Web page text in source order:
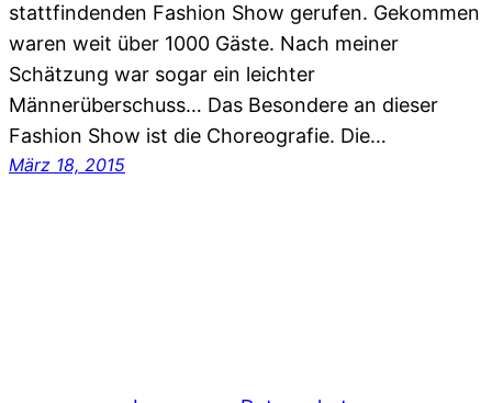
stattfindenden Fashion Show gerufen. Gekommen
waren weit über 1000 Gäste. Nach meiner
Schätzung war sogar ein leichter
Männerüberschuss… Das Besondere an dieser
Fashion Show ist die Choreografie. Die…
März 18, 2015